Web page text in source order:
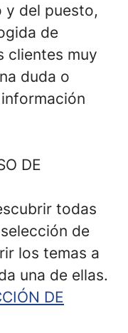
y del puesto,
de
clientes muy
duda o
DE
todas
de
los temas a
una de ellas.
DE